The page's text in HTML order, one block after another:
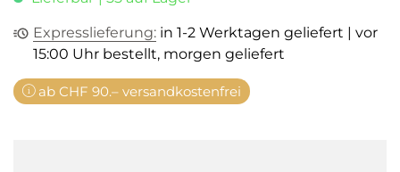
Expresslieferung: in 1-2 Werktagen geliefert | vor
15:00 Uhr bestellt, morgen geliefert
ab CHF 90.– versandkostenfrei